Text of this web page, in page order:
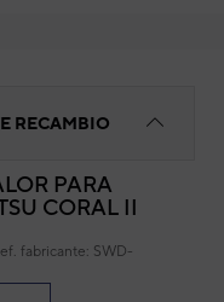
RECAMBIO
PARA
CORAL II
fabricante: SWD-